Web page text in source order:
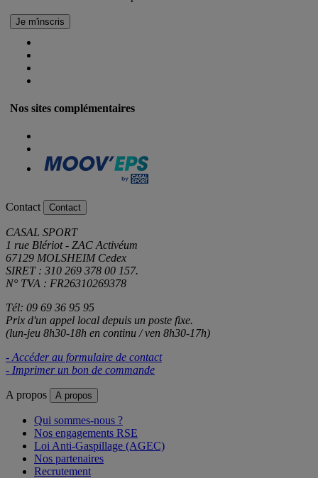
Nos sites complémentaires
Contact Contact
CASAL SPORT
1 rue Blériot - ZAC Activéum
67129 MOLSHEIM Cedex
SIRET : 310 269 378 00 157.
N° TVA : FR26310269378
Tél: 09 69 36 95 95
Prix d'un appel local depuis un poste fixe.
(lun-jeu 8h30-18h en continu / ven 8h30-17h)
- Accéder au formulaire de contact
- Imprimer un bon de commande
A propos A propos
Qui sommes-nous ?
Nos engagements RSE
Loi Anti-Gaspillage (AGEC)
Nos partenaires
Recrutement